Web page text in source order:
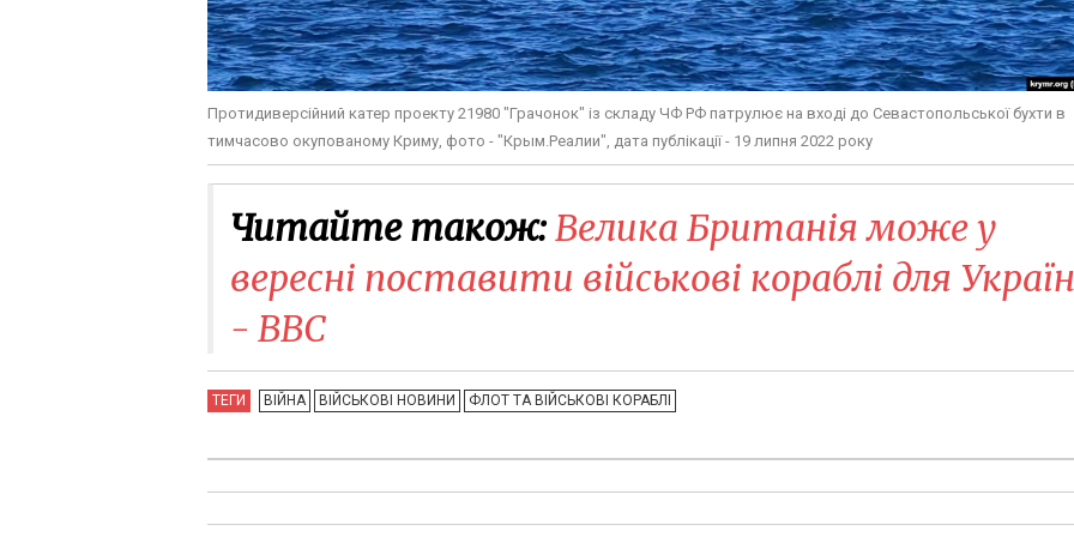
Протидиверсійний катер проекту 21980 "Грачонок" із складу ЧФ РФ патрулює на вході до Севастопольської бухти в
тимчасово окупованому Криму, фото - "Крым.Реалии", дата публікації - 19 липня 2022 року
Читайте також:Велика Британія може у
вересні поставити військові кораблі для
- BBC
ТЕГИ ВІЙНА ВІЙСЬКОВІ НОВИНИ ФЛОТ ТА ВІЙСЬКОВІ КОРАБЛІ